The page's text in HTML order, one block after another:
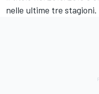
nelle ultime tre stagioni.